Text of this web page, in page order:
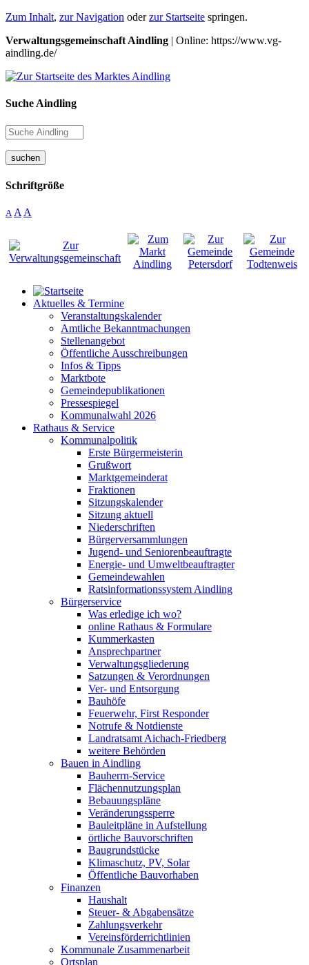
Zum Inhalt, zur Navigation oderzur Startseite springen.
Verwaltungsgemeinschaft Aindling | Online: https://www.vg-
aindling.de/
Suche Aindling
suchen
Schriftgröße
A A A
Aktuelles & Termine
Veranstaltungskalender
Amtliche Bekanntmachungen
Stellenangebot
Öffentliche Ausschreibungen
Infos & Tipps
Marktbote
Gemeindepublikationen
Pressespiegel
Kommunalwahl 2026
Rathaus & Service
Kommunalpolitik
Erste Bürgermeisterin
Grußwort
Marktgemeinderat
Fraktionen
Sitzungskalender
Sitzung aktuell
Niederschriften
Bürgerversammlungen
Jugend- und Seniorenbeauftragte
Energie- und Umweltbeauftragter
Gemeindewahlen
Ratsinformationssystem Aindling
Bürgerservice
Was erledige ich wo?
online Rathaus & Formulare
Kummerkasten
Ansprechpartner
Verwaltungsgliederung
Satzungen & Verordnungen
Ver- und Entsorgung
Bauhöfe
Feuerwehr, First Responder
Notrufe & Notdienste
Landratsamt Aichach-Friedberg
weitere Behörden
Bauen in Aindling
Bauherrn-Service
Flächennutzungsplan
Bebauungspläne
Veränderungssperre
Bauleitpläne in Aufstellung
örtliche Bauvorschriften
Baugrundstücke
Klimaschutz, PV, Solar
Öffentliche Bauvorhaben
Finanzen
Haushalt
Steuer- & Abgabensätze
Zahlungsverkehr
Vereinsförderrichtlinien
Kommunale Zusammenarbeit
Ortsplan